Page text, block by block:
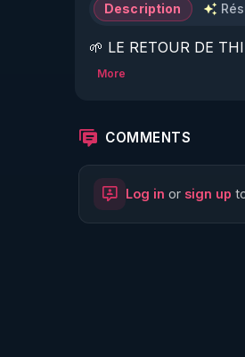
Description
🌱 LE RETOUR DE
🌱 LE MAGAZINE
http://rgnr.li/ymag
More
COMMENTS
Log in or sign up